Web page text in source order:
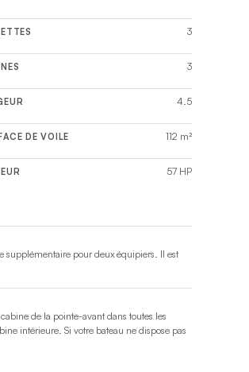
3
3
4.5
DE VOILE 112 m²
57 HP
supplémentaire pour deux équipiers. Il est
de la pointe-avant dans toutes les
intérieure. Si votre bateau ne dispose pas